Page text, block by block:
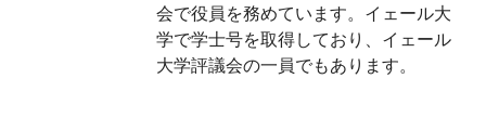
会で役員を務めています。イェール大
学で学士号を取得しており、イェール
大学評議会の一員でもあります。